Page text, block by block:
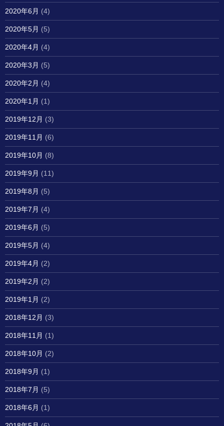
2020年6月 (4)
2020年5月 (5)
2020年4月 (4)
2020年3月 (5)
2020年2月 (4)
2020年1月 (1)
2019年12月 (3)
2019年11月 (6)
2019年10月 (8)
2019年9月 (11)
2019年8月 (5)
2019年7月 (4)
2019年6月 (5)
2019年5月 (4)
2019年4月 (2)
2019年2月 (2)
2019年1月 (2)
2018年12月 (3)
2018年11月 (1)
2018年10月 (2)
2018年9月 (1)
2018年7月 (5)
2018年6月 (1)